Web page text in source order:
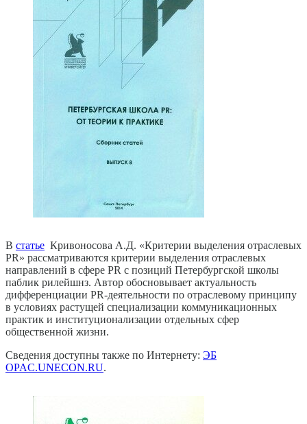
В статье Кривоносова А.Д. «Критерии выделения отраслевых
PR» рассматриваются критерии выделения отраслевых
направлений в сфере PR с позиций Петербургской школы
паблик рилейшнз. Автор обосновывает актуальность
дифференциации PR‑деятельности по отраслевому принципу
в условиях растущей специализации коммуникационных
практик и институционализации отдельных сфер
общественной жизни.
Сведения доступны также по Интернету: ЭБ
OPAC.UNECON.RU.